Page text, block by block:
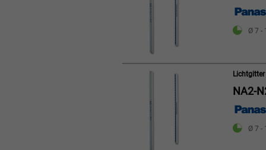
Ø 7 -
NA2-
Ø 7 -